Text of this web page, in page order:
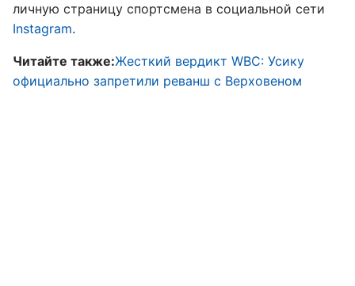
личную страницу спортсмена в социальной сети
Instagram.
Читайте также:Жесткий вердикт WBC: Усику
официально запретили реванш с Верховеном